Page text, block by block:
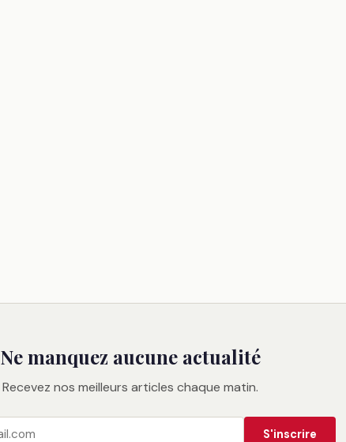
Ne manquez aucune actualité
Recevez nos meilleurs articles chaque matin.
S'inscrire